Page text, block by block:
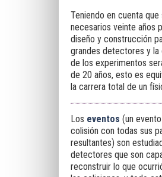
Teniendo en cuenta que
necesarios veinte años
diseño y construcción
grandes detectores y la
de los experimentos
de 20 años, esto es
la carrera total de un
Los eventos (un
colisión con todas sus
resultantes) son
detectores que son
reconstruir lo que